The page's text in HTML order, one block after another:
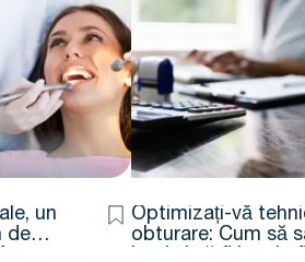
un
de
Optimizați-vă
obturare: Cum să